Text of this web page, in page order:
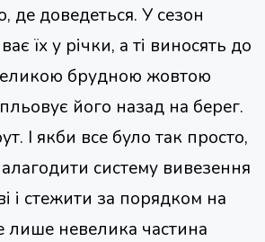
де доведеться. У сезон
їх у річки, а ті виносять до
брудною жовтою
його назад на берег.
І якби все було так просто,
систему вивезення
і стежити за порядком на
лише невелика частина